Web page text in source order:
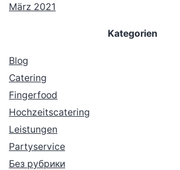
März 2021
Kategorien
Blog
Catering
Fingerfood
Hochzeitscatering
Leistungen
Partyservice
Без рубрики